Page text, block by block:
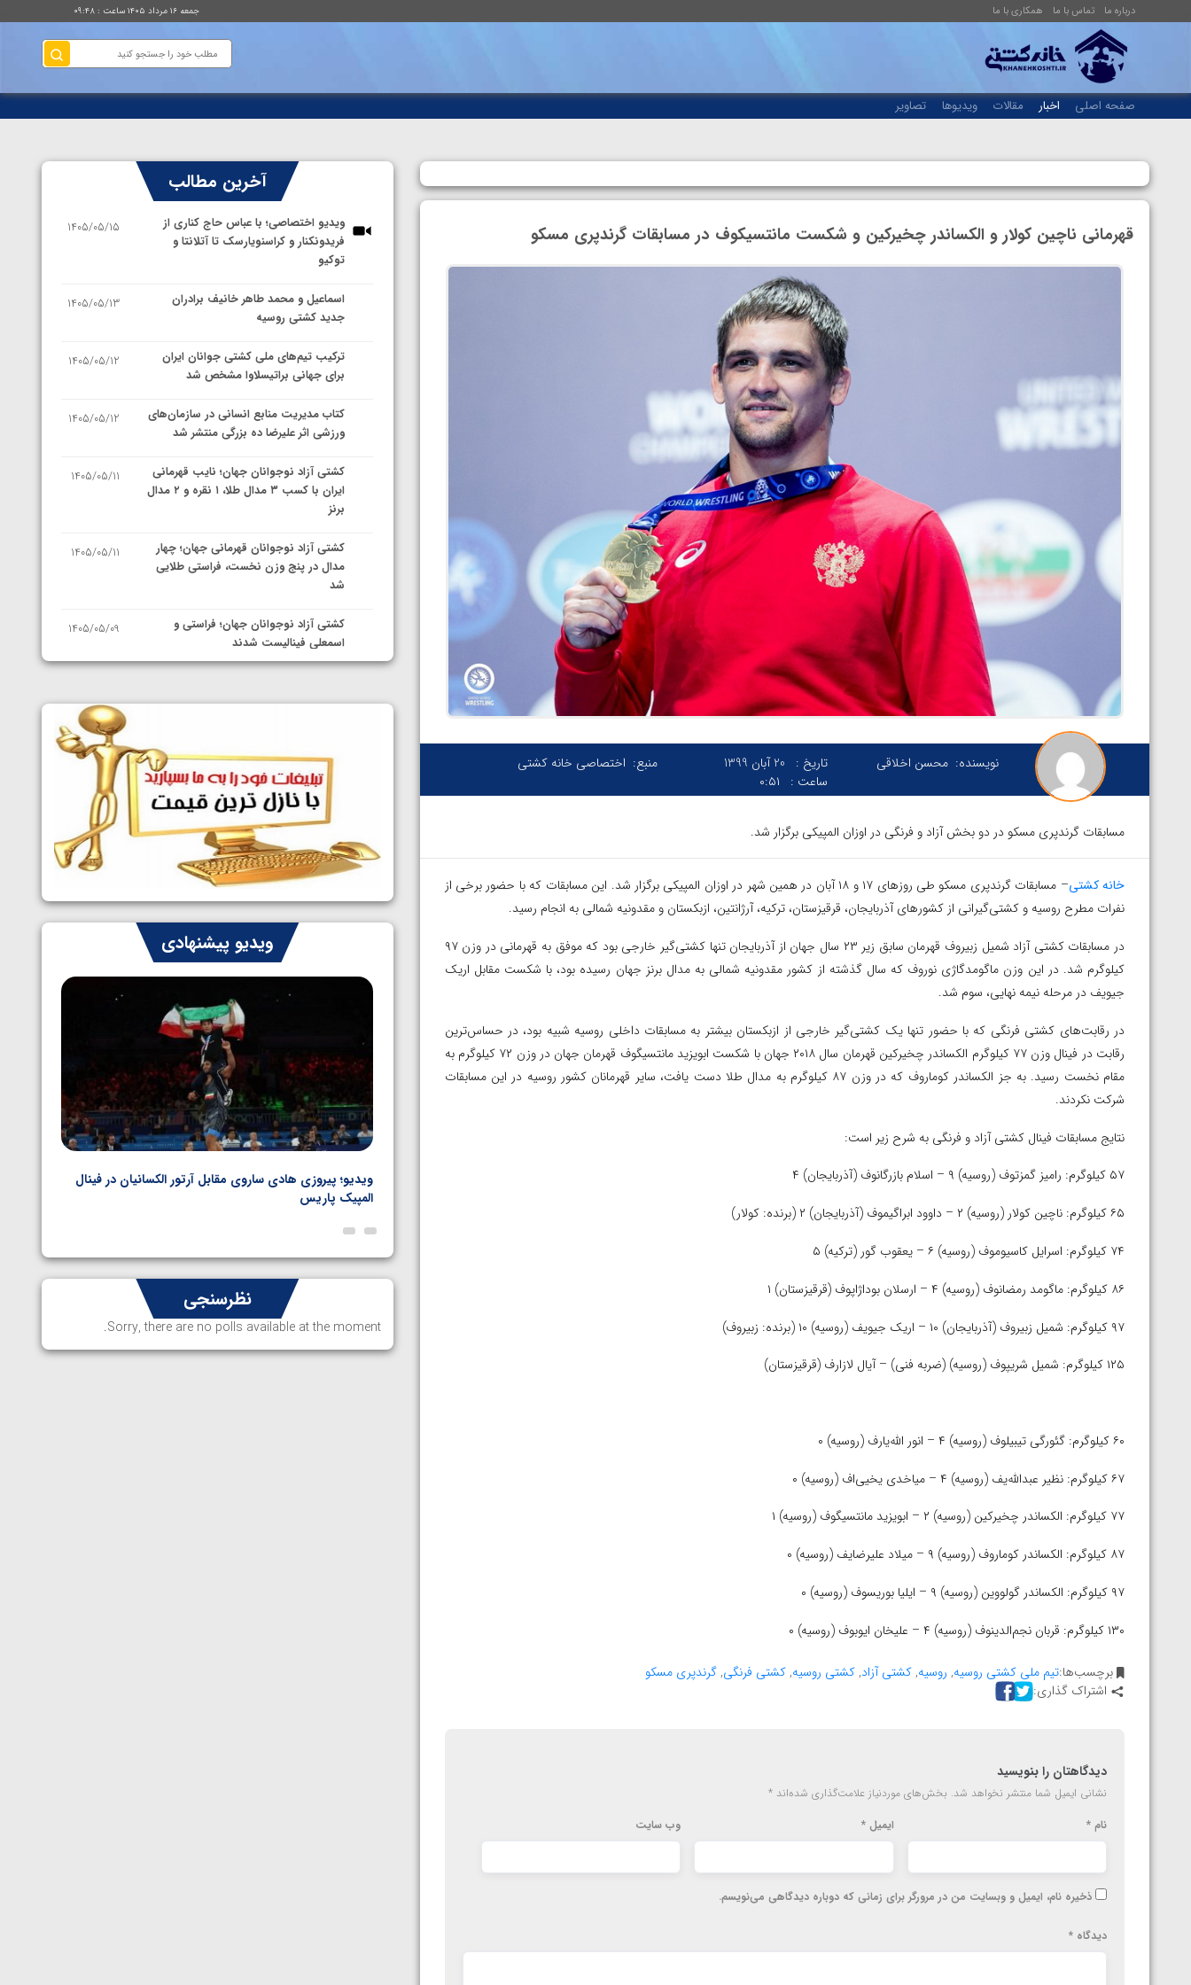
درباره ما تماس با ما همکاری با ما جمعه ۱۶ مرداد ۱۴۰۵ ساعت : ۰۹:۴۸
صفحه اصلی اخبار مقالات ویدیوها تصاویر
قهرمانی ناچین کولار و الکساندر چخیرکین و شکست مانتسیکوف در مسابقات گرندپری مسکو
نویسنده: محسن اخلاقی تاریخ :
20 آبان 1399
ساعت :
۰:۵۱
منبع: اختصاصی خانه کشتی
مسابقات گرندپری مسکو در دو بخش آزاد و فرنگی در اوزان المپیکی برگزار شد.
خانه کشتی
– مسابقات گرندپری مسکو طی روزهای ۱۷ و ۱۸ آبان در همین شهر در اوزان المپیکی برگزار شد. این مسابقات که با حضور برخی از
نفرات مطرح روسیه و کشتی‌گیرانی از کشورهای آذربایجان، قرقیزستان، ترکیه، آرژانتین، ازبکستان و مقدونیه شمالی به انجام رسید.
در مسابقات کشتی آزاد شمیل زبیروف قهرمان سابق زیر ۲۳ سال جهان از آذربایجان تنها کشتی‌گیر خارجی بود که موفق به قهرمانی در وزن ۹۷
کیلوگرم شد. در این وزن ماگومدگاژی نوروف که سال گذشته از کشور مقدونیه شمالی به مدال برنز جهان رسیده بود، با شکست مقابل اریک
جیویف در مرحله نیمه نهایی، سوم شد.
در رقابت‌های کشتی فرنگی که با حضور تنها یک کشتی‌گیر خارجی از ازبکستان بیشتر به مسابقات داخلی روسیه شبیه بود، در حساس‌ترین
رقابت در فینال وزن ۷۷ کیلوگرم الکساندر چخیرکین قهرمان سال ۲۰۱۸ جهان با شکست ابویزید مانتسیگوف قهرمان جهان در وزن ۷۲ کیلوگرم به
مقام نخست رسید. به جز الکساندر کوماروف که در وزن ۸۷ کیلوگرم به مدال طلا دست یافت، سایر قهرمانان کشور روسیه در این مسابقات
شرکت نکردند.
نتایج مسابقات فینال کشتی آزاد و فرنگی به شرح زیر است:
۵۷ کیلوگرم: رامیز گمزتوف (روسیه) ۹ – اسلام بازرگانوف (آذربایجان) ۴
۶۵ کیلوگرم: ناچین کولار (روسیه) ۲ – داوود ابراگیموف (آذربایجان) ۲ (برنده: کولار)
۷۴ کیلوگرم: اسرایل کاسیوموف (روسیه) ۶ – یعقوب گور (ترکیه) ۵
۸۶ کیلوگرم: ماگومد رمضانوف (روسیه) ۴ – ارسلان بوداژاپوف (قرقیزستان) ۱
۹۷ کیلوگرم: شمیل زبیروف (آذربایجان) ۱۰ – اریک جیویف (روسیه) ۱۰ (برنده: زبیروف)
۱۲۵ کیلوگرم: شمیل شریپوف (روسیه) (ضربه فنی) – آیال لازارف (قرقیزستان)
۶۰ کیلوگرم: گئورگی تیبیلوف (روسیه) ۴ – انور الله‌یارف (روسیه) ۰
۶۷ کیلوگرم: نظیر عبدالله‌یف (روسیه) ۴ – میاخدی یخیی‌اف (روسیه) ۰
۷۷ کیلوگرم: الکساندر چخیرکین (روسیه) ۲ – ابویزید مانتسیگوف (روسیه) ۱
۸۷ کیلوگرم: الکساندر کوماروف (روسیه) ۹ – میلاد علیرضایف (روسیه) ۰
۹۷ کیلوگرم: الکساندر گولووین (روسیه) ۹ – ایلیا بوریسوف (روسیه) ۰
۱۳۰ کیلوگرم: قربان نجم‌الدینوف (روسیه) ۴ – علیخان ایوبوف (روسیه) ۰
برچسب‌ها:تیم ملی کشتی روسیه, روسیه,کشتی آزاد,کشتی روسیه,کشتی فرنگی,گرندپری مسکو
اشتراک گذاری:
دیدگاهتان را بنویسید
نشانی ایمیل شما منتشر نخواهد شد. بخش‌های موردنیاز علامت‌گذاری شده‌اند *
نام * ایمیل* وب‌ سایت
ذخیره نام، ایمیل و وبسایت من در مرورگر برای زمانی که دوباره دیدگاهی می‌نویسم.
دیدگاه *
آخرین مطالب
ویدیو اختصاصی؛ با عباس حاج کناری از
فریدونکنار و کراسنویارسک تا آتلانتا و
توکیو
1405/05/15
اسماعیل و محمد طاهر خانیف برادران
جدید کشتی روسیه
1405/05/13
ترکیب تیم‌های ملی کشتی جوانان ایران
برای جهانی براتیسلاوا مشخص شد
1405/05/12
کتاب مدیریت منابع انسانی در سازمان‌های
ورزشی اثر علیرضا ده بزرگی منتشر شد
1405/05/12
کشتی آزاد نوجوانان جهان؛ نایب قهرمانی
ایران با کسب ۳ مدال طلا، ۱ نقره و ۲ مدال
برنز
1405/05/11
کشتی آزاد نوجوانان قهرمانی جهان؛ چهار
مدال در پنج وزن نخست، فراستی طلایی
شد
1405/05/11
کشتی آزاد نوجوانان جهان؛ فراستی و
اسمعلی فینالیست شدند
1405/05/09
نمایندگان ایران مشخص شدند
سوم برای ایران
1405/05/07
ایران چشم به راه چهار مدال در پنج وزن
دوم کشتی فرنگی نوجوانان جهان
1405/05/06
ویدیو پیشنهادی
امین میرزازاده
ویدیو؛ باخت امین کاویانی نژاد مقابل مالخاز آمویان از
ویدیو؛ پیروزی هادی ساروی مقابل آرتور الکسانیان در فینال
المپیک پاریس
نظرسنجی
Sorry, there are no polls available at the moment.